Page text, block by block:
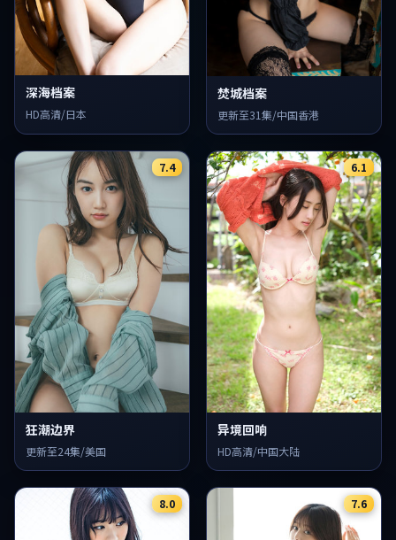
深海档案
HD高清/日本
焚城档案
更新至31集/中国香港
7.4
狂潮边界
更新至24集/美国
6.1
异境回响
HD高清/中国大陆
8.0 7.6